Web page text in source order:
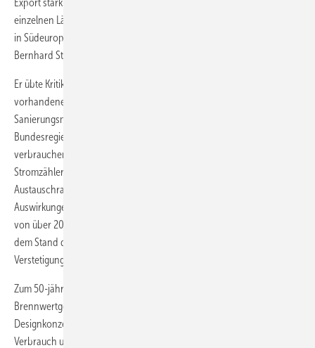
Export stark beeinträchtigt. Die negativen Folgen werden sich in
einzelnen Ländern auch im neuen Geschäftsjahr fortsetzen, vor allem
in Südeuropa, wie Spanien, Portugal, Italien und Griechenland, erklärt
Bernhard Steppe.
Er übte Kritik an den politischen Rahmenbedingungen, wie der nicht
vorhandenen steuerlichen Abzugsfähigkeit der energetischen
Sanierungsmaßnahmen, sowie an der Förderpolitik der
Bundesregierung. Den mit Abstand größten Teil ihrer Energie
verbrauchen deutsche Haushalte im Heizungskeller, nicht am
Stromzähler, so der Unternehmenssprecher. Nach wie vor sei die
Austauschrate von Altanlagen viel zu gering und keine wesentlichen
Auswirkungen der Förderpolitik feststellbar. Gerade einmal ein Viertel
von über 20 Millionen Heizsystemen in Deutschland entspricht aktuell
dem Stand der Technik. Um dies zu ändern, sei ein Umbau und eine
Verstetigung der Förderprogramme zwingend notwendig.
Zum 50-jährigen Firmenjubiläum hat Wolf sein Lieferprogramm der
Brennwertgeräte neu entwickelt und in einem durchgängigen
Designkonzept gestaltet. Die Geräte sind nun noch sparsamer im
Verbrauch und effizienter in der Leistung. Einbau- und